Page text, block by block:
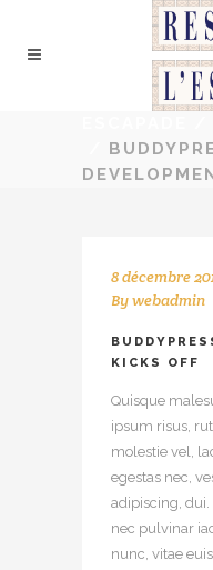
8 décembre
Bywebadmin
KICKS OFF
Quisque
ipsum risus,
molestie vel,
egestas nec,
adipiscing,
nec pulvinar
nunc, vitae